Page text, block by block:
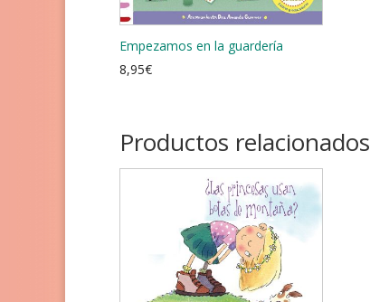
Empezamos en la guardería
8,95€
Productos relacionados